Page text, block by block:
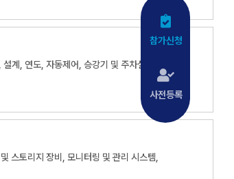
계, 연도, 자동제어, 승강기 및 주차설비
스토리지 장비, 모니터링 및 관리 시스템,
참가신청
사전등록